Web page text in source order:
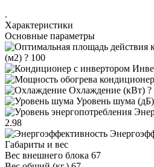
.
Характеристики
Основные параметры
(м2) ? 100
Охлаждение (кВт) ?
Уровень шума (дБ)
2.98
Габариты и вес
Вес внешнего блока 67